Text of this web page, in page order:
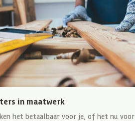
in maatwerk
het betaalbaar voor je, of het nu voor